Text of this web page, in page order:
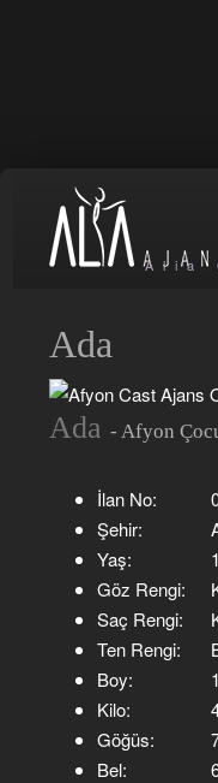
Alia
Ada
Ada- Afyon
İlan No:
Şehir:
Yaş:
Göz Rengi:
Saç Rengi:
Ten Rengi:
Boy:
Kilo:
Göğüs:
Bel: